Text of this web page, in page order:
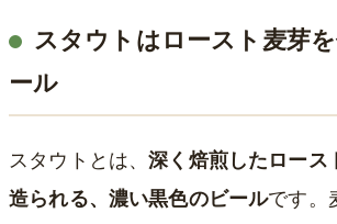
スタウトはロースト麦芽
ール
スタウトとは、深く焙煎したロース
造られる、濃い黒色のビールです。